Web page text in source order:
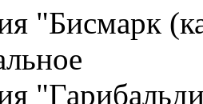
"Бисмарк